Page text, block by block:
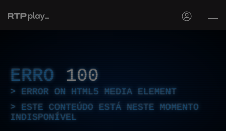
ERRO 100
ERROR ON HTML5 MEDIA ELEMENT
ESTE CONTEÚDO ESTÁ NESTE MOMENTO
INDISPONÍVEL